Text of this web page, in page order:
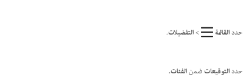
حددالقائمة >التفضيلات.
حددالتوقيعاتضمنالفئات.